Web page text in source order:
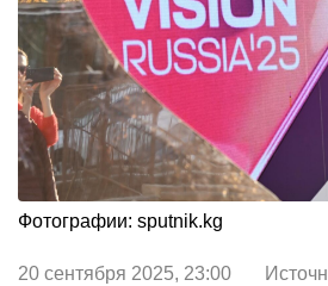
Фотографии: sputnik.kg
20 сентября 2025, 23:00